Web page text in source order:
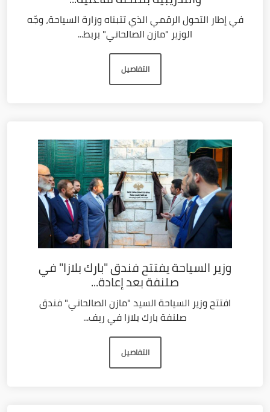
في إطار التحول الرقمي الذي تتبناه وزارة السياحة، وجّه
الوزير "مازن الصالحاني" بربط...
التفاصيل
وزير السياحة يفتتح فندق "بارك بلازا" في
صلنفة بعد إعادة...
افتتح وزير السياحة السيد "مازن الصالحاني" فندق
صلنفة بارك بلازا في ريف...
التفاصيل